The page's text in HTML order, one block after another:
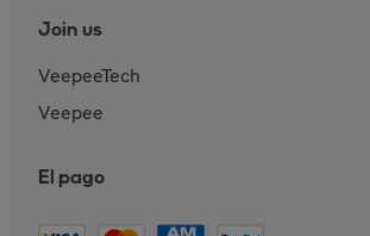
Join us
VeepeeTech
Veepee
El pago